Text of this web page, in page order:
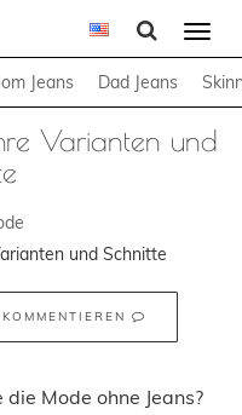
Jeans Dad Jeans
Varianten und
und Schnitte
KOMMENTIEREN
Mode ohne Jeans?